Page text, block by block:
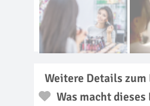
Weitere Details
Was macht